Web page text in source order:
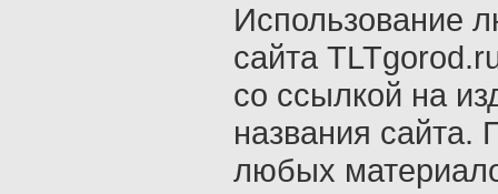
Использование
сайта
со ссылкой на
названия сайта.
любых